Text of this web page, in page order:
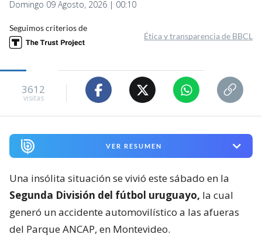
Domingo 09 Agosto, 2026 | 00:10
Seguimos criterios de
Ética y transparencia de BBCL
3612
visitas
VER RESUMEN
Una insólita situación se vivió este sábado en la
Segunda División del fútbol uruguayo, la cual
generó un accidente automovilístico a las afueras
del Parque ANCAP, en Montevideo.